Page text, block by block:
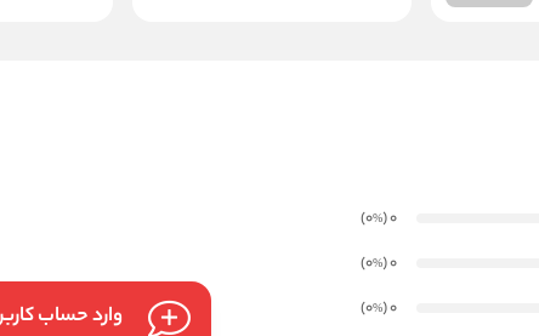
0
(0
%
)
0
(0
%
)
0
(0
%
)
وارد حساب